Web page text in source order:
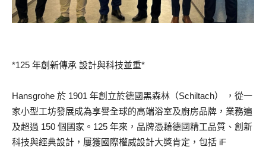
*125 年創新傳承 設計與科技並重*
Hansgrohe 於 1901 年創立於德國黑森林（Schiltach） ，從一
家小型工坊發展成為享譽全球的高端浴室及廚房品牌，業務遍
及超過 150 個國家。125 年來，品牌憑藉德國精工品質、創新
科技與經典設計，屢獲國際權威設計大獎肯定，包括 iF